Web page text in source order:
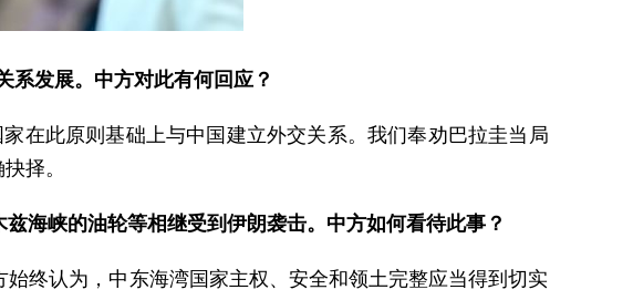
系发展。中方对此有何回应？
在此原则基础上与中国建立外交关系。我们奉劝巴拉圭当局
择。
海峡的油轮等相继受到伊朗袭击。中方如何看待此事？
终认为，中东海湾国家主权、安全和领土完整应当得到切实